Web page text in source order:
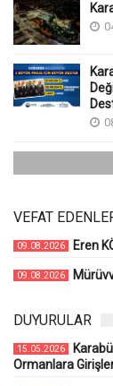
VEFAT
09.08.2026 Eren
09.08.2026
DUYURULAR
15.05.2026
Ormanlara